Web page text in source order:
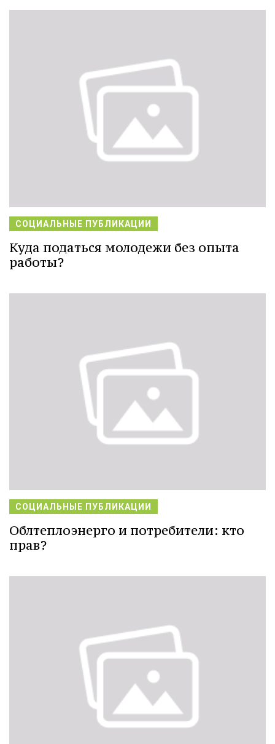
СОЦИАЛЬНЫЕ ПУБЛИКАЦИИ
Куда податься молодежи без опыта
работы?
СОЦИАЛЬНЫЕ ПУБЛИКАЦИИ
Облтеплоэнерго и потребители: кто
прав?